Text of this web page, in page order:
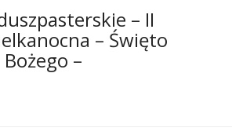
– II
– Święto
–